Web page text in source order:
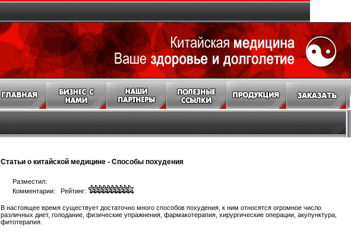
Статьи о китайской медицине - Способы похудения
Разместил:
Комментарии: Рейтинг:
В настоящее время существует достаточно много способов похудения, к ним относятся огромное число
различных диет, голодание, физические упражнения, фармакотерапия, хирургические операции, акупунктура,
фитотерапия.